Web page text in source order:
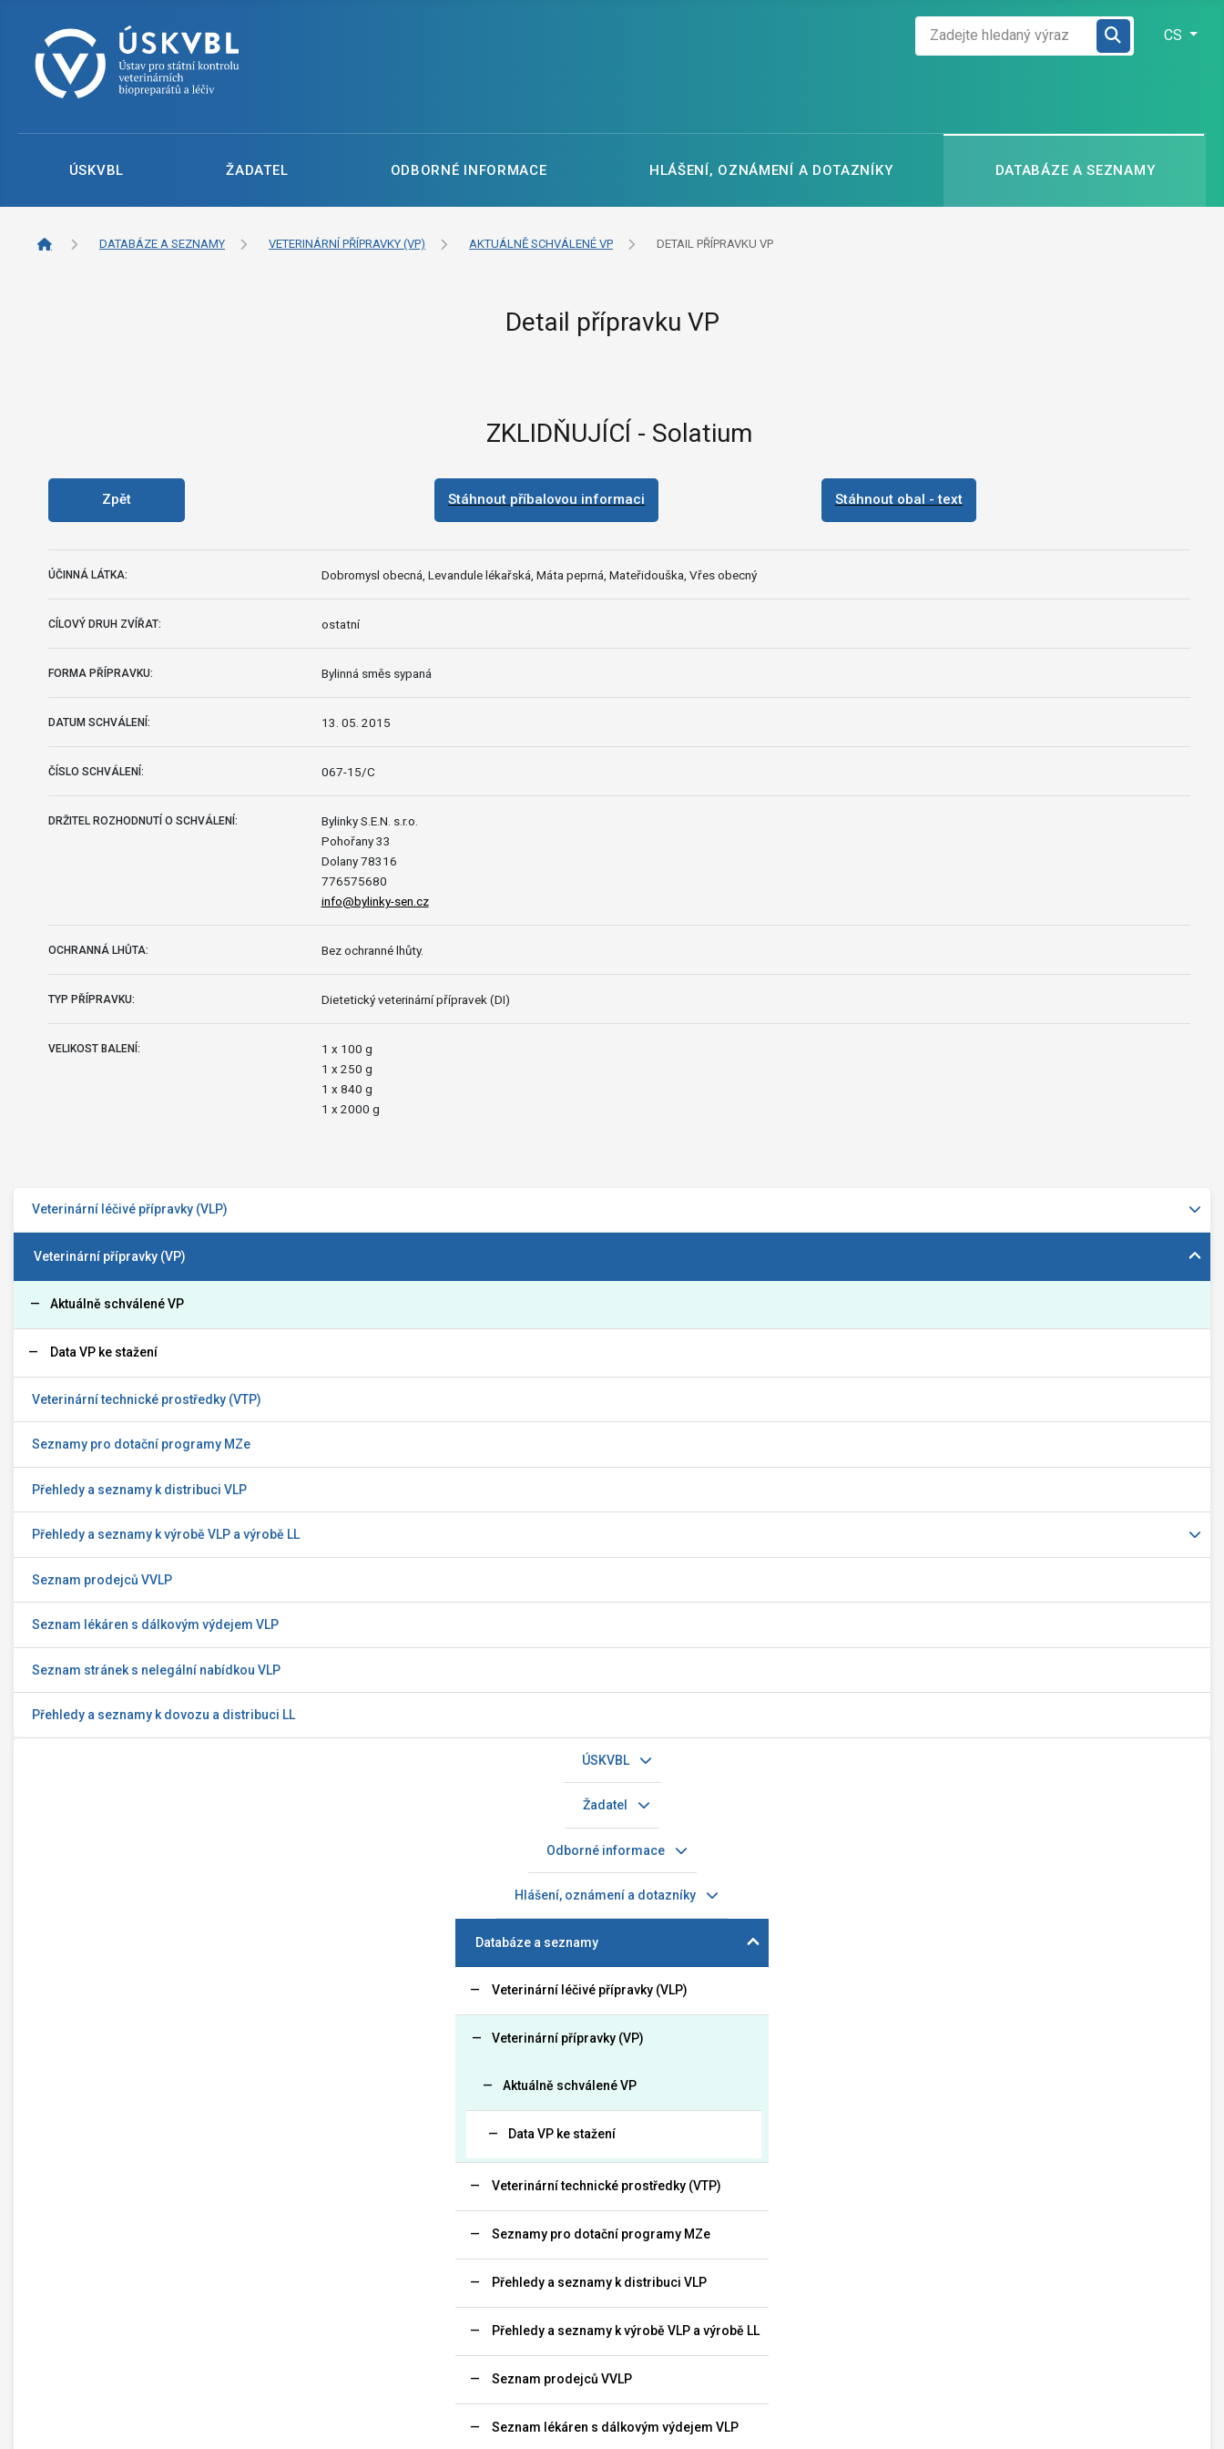
CS
ÚSKVBL ŽADATEL ODBORNÉ INFORMACE HLÁŠENÍ, OZNÁMENÍ A DOTAZNÍKY DATABÁZE A SEZNAMY
DATABÁZE A SEZNAMY VETERINÁRNÍ PŘÍPRAVKY (VP) AKTUÁLNĚ SCHVÁLENÉ VP DETAIL PŘÍPRAVKU VP
Veterinární léčivé přípravky (VLP)
Veterinární přípravky (VP)
Aktuálně schválené VP
Data VP ke stažení
Veterinární technické prostředky (VTP)
Seznamy pro dotační programy MZe
Přehledy a seznamy k distribuci VLP
Přehledy a seznamy k výrobě VLP a výrobě LL
Seznam prodejců VVLP
Seznam lékáren s dálkovým výdejem VLP
Seznam stránek s nelegální nabídkou VLP
Přehledy a seznamy k dovozu a distribuci LL
ÚSKVBL
Žadatel
Odborné informace
Hlášení, oznámení a dotazníky
Databáze a seznamy
Veterinární léčivé přípravky (VLP)
Veterinární přípravky (VP)
Aktuálně schválené VP
Data VP ke stažení
Veterinární technické prostředky (VTP)
Seznamy pro dotační programy MZe
Přehledy a seznamy k distribuci VLP
Přehledy a seznamy k výrobě VLP a výrobě LL
Seznam prodejců VVLP
Seznam lékáren s dálkovým výdejem VLP
Detail přípravku VP
ZKLIDŇUJÍCÍ - Solatium
Zpět Stáhnout příbalovou informaci Stáhnout obal - text
ÚČINNÁ LÁTKA: Dobromysl obecná, Levandule lékařská, Máta peprná, Mateřidouška, Vřes obecný
CÍLOVÝ DRUH ZVÍŘAT: ostatní
FORMA PŘÍPRAVKU: Bylinná směs sypaná
DATUM SCHVÁLENÍ: 13. 05. 2015
ČÍSLO SCHVÁLENÍ: 067-15/C
DRŽITEL ROZHODNUTÍ O SCHVÁLENÍ:
Bylinky S.E.N. s.r.o.
Pohořany 33
Dolany 78316
776575680
info@bylinky-sen.cz
OCHRANNÁ LHŮTA: Bez ochranné lhůty.
TYP PŘÍPRAVKU: Dietetický veterinární přípravek (DI)
VELIKOST BALENÍ:
1 x 100 g
1 x 250 g
1 x 840 g
1 x 2000 g